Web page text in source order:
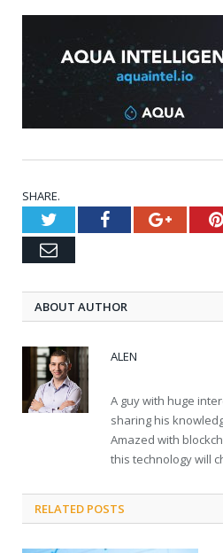
SHARE.
TwitterFacebookGoogle+
Email
ABOUT AUTHOR
ALEN
A guy with huge
sharing his
Amazed with
this technology will
RELATED POSTS